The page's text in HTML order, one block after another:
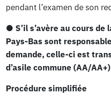
pendant l’examen de son
● S’il s’avère au cours de
Pays-Bas sont
demande, celle-ci est
d’asile commune (AA/
Procédure simplifiée